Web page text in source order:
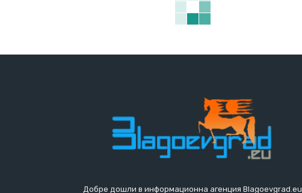
Добре дошли в информационна агенция Blagoevgrad.eu